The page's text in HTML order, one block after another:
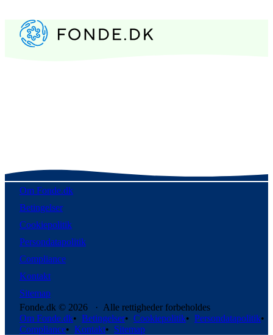
Om Fonde.dk
Betingelser
Cookiepolitik
Persondatapolitik
Compliance
Kontakt
Sitemap
Fonde.dk © 2026 · Alle rettigheder forbeholdes
Om Fonde.dk• Betingelser• Cookiepolitik• Persondatapolitik•
Compliance• Kontakt• Sitemap